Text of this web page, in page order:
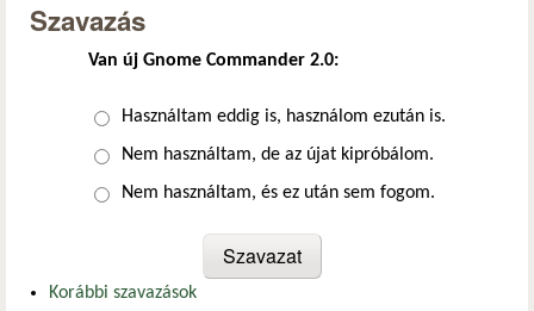
Szavazás
Van új Gnome Commander 2.0:
Választások
Használtam eddig is, használom ezután is.
Nem használtam, de az újat kipróbálom.
Nem használtam, és ez után sem fogom.
Korábbi szavazások